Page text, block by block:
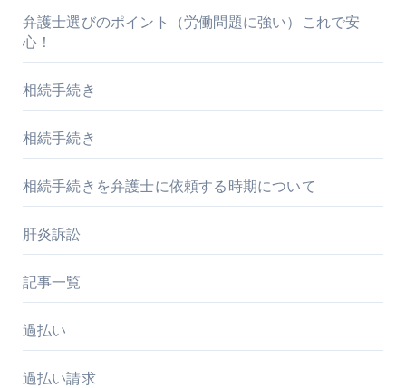
弁護士選びのポイント（労働問題に強い）これで安
心！
相続手続き
相続手続き
相続手続きを弁護士に依頼する時期について
肝炎訴訟
記事一覧
過払い
過払い請求